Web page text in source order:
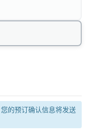
您的预订确认信息将发送